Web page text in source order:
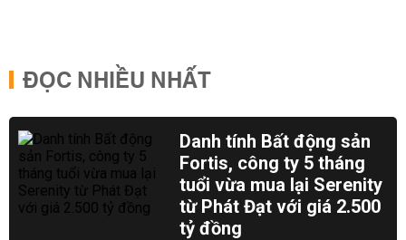
ĐỌC NHIỀU NHẤT
Danh tính Bất động sản
Fortis, công ty 5 tháng
tuổi vừa mua lại Serenity
từ Phát Đạt với giá 2.500
tỷ đồng